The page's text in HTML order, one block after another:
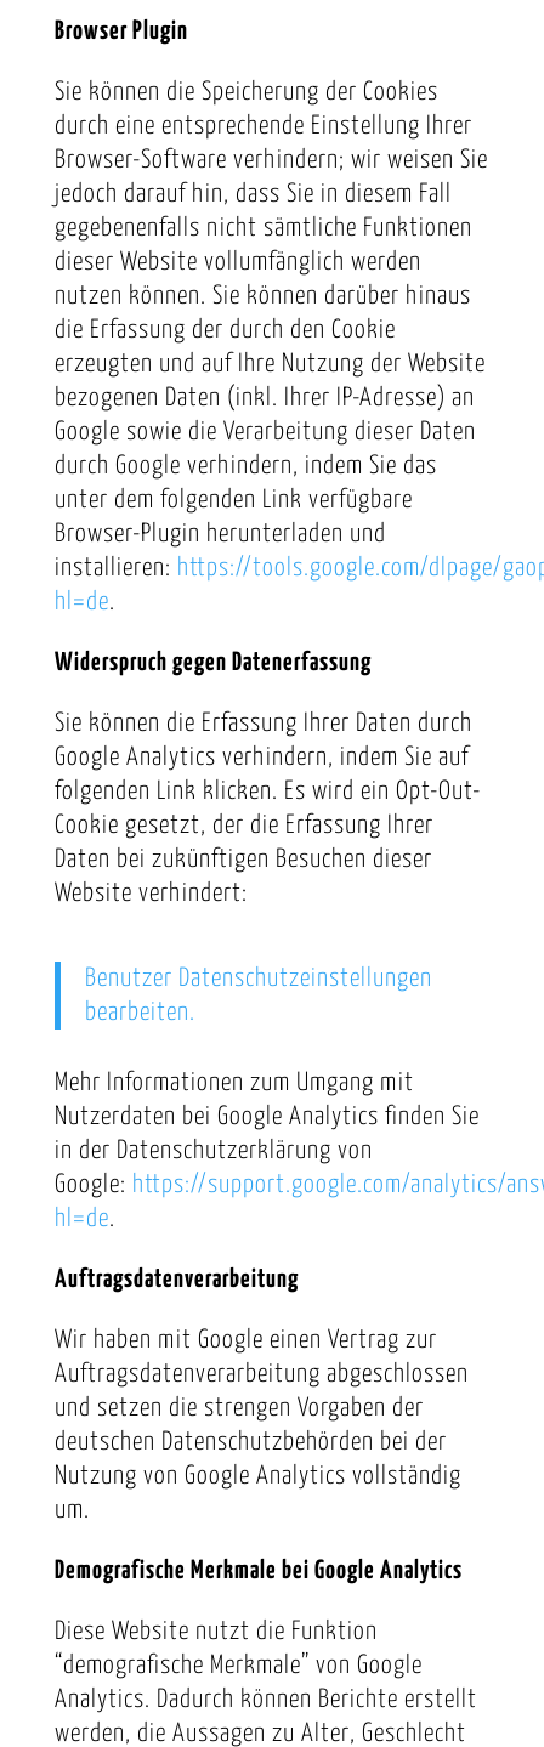
Browser Plugin
Sie können die Speicherung der Cookies
durch eine entsprechende Einstellung Ihrer
Browser-Software verhindern; wir weisen Sie
jedoch darauf hin, dass Sie in diesem Fall
gegebenenfalls nicht sämtliche Funktionen
dieser Website vollumfänglich werden
nutzen können. Sie können darüber hinaus
die Erfassung der durch den Cookie
erzeugten und auf Ihre Nutzung der Website
bezogenen Daten (inkl. Ihrer IP-Adresse) an
Google sowie die Verarbeitung dieser Daten
durch Google verhindern, indem Sie das
unter dem folgenden Link verfügbare
Browser-Plugin herunterladen und
installieren: https://tools.google.com/dlpage/
hl=de.
Widerspruch gegen Datenerfassung
Sie können die Erfassung Ihrer Daten durch
Google Analytics verhindern, indem Sie auf
folgenden Link klicken. Es wird ein Opt-Out-
Cookie gesetzt, der die Erfassung Ihrer
Daten bei zukünftigen Besuchen dieser
Website verhindert:
Benutzer Datenschutzeinstellungen
bearbeiten.
Mehr Informationen zum Umgang mit
Nutzerdaten bei Google Analytics finden Sie
in der Datenschutzerklärung von
Google: https://support.google.com/analytics/
hl=de.
Auftragsdatenverarbeitung
Wir haben mit Google einen Vertrag zur
Auftragsdatenverarbeitung abgeschlossen
und setzen die strengen Vorgaben der
deutschen Datenschutzbehörden bei der
Nutzung von Google Analytics vollständig
um.
Demografische Merkmale bei Google Analytics
Diese Website nutzt die Funktion
“demografische Merkmale” von Google
Analytics. Dadurch können Berichte erstellt
werden, die Aussagen zu Alter, Geschlecht